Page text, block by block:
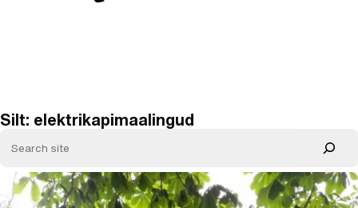
Silt: elektrikapimaalingud